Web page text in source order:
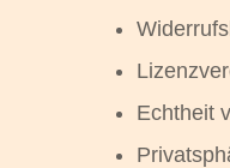
Echtheit